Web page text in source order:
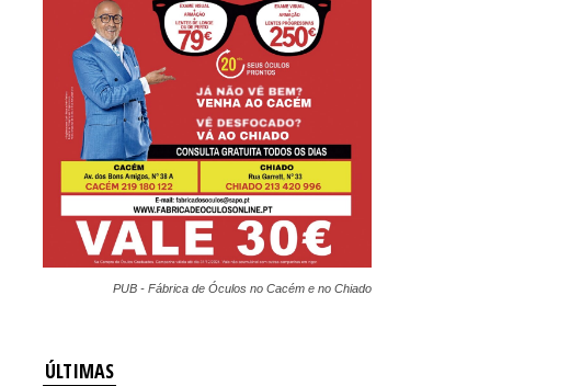
PUB - Fábrica de Óculos no Cacém e no Chiado
ÚLTIMAS